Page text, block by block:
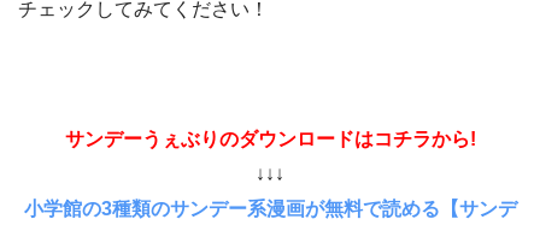
チェックしてみてください！
サンデーうぇぶりのダウンロードはコチラから!
↓↓↓
小学館の3種類のサンデー系漫画が無料で読める【サンデ